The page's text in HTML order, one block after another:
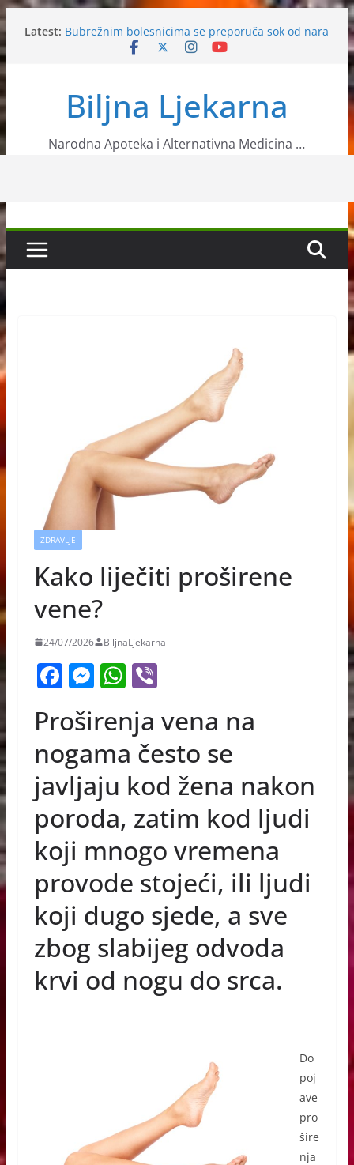
Skip
to
content
Latest: Bubrežnim bolesnicima se preporuča sok od nara
Glogom protive angine pektoris
Ljekovita biljka bršljan
Biljna Ljekarna
Narodna Apoteka i Alternativna Medicina …
ZDRAVLJE
Kako liječiti proširene
vene?
24/07/2026 BiljnaLjekarna
F
a
c
e
b
o
o
k
M
e
ss
e
n
g
er
W
h
at
s
A
p
p
Vi
er
Proširenja vena na
nogama često se
javljaju kod žena nakon
poroda, zatim kod ljudi
koji mnogo vremena
provode stojeći, ili ljudi
koji dugo sjede, a sve
zbog slabijeg odvoda
krvi od nogu do srca.
Do
poj
ave
pro
šire
nja